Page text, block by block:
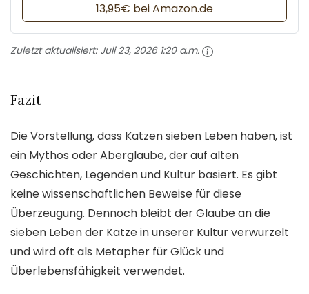
13,95€ bei Amazon.de
Zuletzt aktualisiert: Juli 23, 2026 1:20 a.m.
Fazit
Die Vorstellung, dass Katzen sieben Leben haben, ist
ein Mythos oder Aberglaube, der auf alten
Geschichten, Legenden und Kultur basiert. Es gibt
keine wissenschaftlichen Beweise für diese
Überzeugung. Dennoch bleibt der Glaube an die
sieben Leben der Katze in unserer Kultur verwurzelt
und wird oft als Metapher für Glück und
Überlebensfähigkeit verwendet.